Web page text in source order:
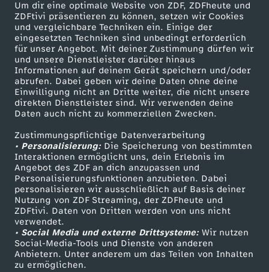
Um dir eine optimale Website von ZDF, ZDFheute und
ZDFtivi präsentieren zu können, setzen wir Cookies
und vergleichbare Techniken ein. Einige der
eingesetzten Techniken sind unbedingt erforderlich
für unser Angebot. Mit deiner Zustimmung dürfen wir
und unsere Dienstleister darüber hinaus
Informationen auf deinem Gerät speichern und/oder
abrufen. Dabei geben wir deine Daten ohne deine
Einwilligung nicht an Dritte weiter, die nicht unsere
direkten Dienstleister sind. Wir verwenden deine
Daten auch nicht zu kommerziellen Zwecken.
Zustimmungspflichtige Datenverarbeitung
• Personalisierung:Die Speicherung von bestimmten
Interaktionen ermöglicht uns, dein Erlebnis im
Angebot des ZDF an dich anzupassen und
Personalisierungsfunktionen anzubieten. Dabei
personalisieren wir ausschließlich auf Basis deiner
Nutzung von ZDF Streaming, der ZDFheute und
ZDFtivi. Daten von Dritten werden von uns nicht
verwendet.
• Social Media und externe Drittsysteme:Wir nutzen
Social-Media-Tools und Dienste von anderen
Anbietern. Unter anderem um das Teilen von Inhalten
zu ermöglichen.
Mehr ZDF
ZDF-Apps
Smart TV
ZDFtext
Livestreams
Sendungen A-Z
TV-Programm
Service
ZDFmitreden
Kontakt zum ZDF
Tickets
Zuschauerservice
Hilfe
ZDF Unternehmen
Karriere